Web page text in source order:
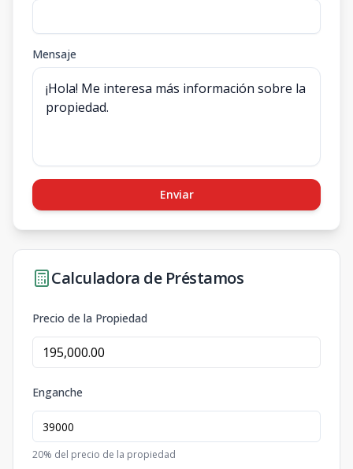
Mensaje
Enviar
Calculadora de Préstamos
Precio de la Propiedad
Enganche
20% del precio de la propiedad